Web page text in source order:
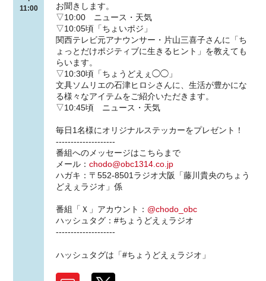
11:00
お聞きします。
▽10:00 ニュース・天気
▽10:05頃「ちょいポジ」
関西テレビ元アナウンサー・片山三喜子さんに「ち
ょっとだけポジティブに生きるヒント」を教えても
らいます。
▽10:30頃「ちょうどえぇ◯◯」
文具ソムリエの石津ヒロシさんに、生活が豊かにな
る様々なアイテムをご紹介いただきます。
▽10:45頃 ニュース・天気
毎日1名様にオリジナルステッカーをプレゼント！
--------------------
番組へのメッセージはこちらまで
メール：chodo@obc1314.co.jp
ハガキ：〒552-8501ラジオ大阪「藤川貴央のちょう
どえぇラジオ」係
番組「Ｘ」アカウント： @chodo_obc
ハッシュタグ：#ちょうどえぇラジオ
--------------------
ハッシュタグは「#ちょうどえぇラジオ」